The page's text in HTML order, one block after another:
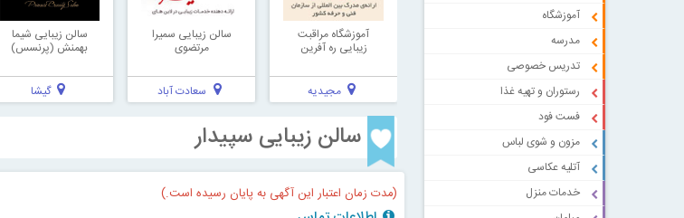
آموزشگاه
مدرسه
تدریس خصوصی
رستوران و تهیه غذا
فست فود
مزون و شوی لباس
آتلیه عکاسی
خدمات منزل
آموزشگاه مراقبت
زیبایی ره آفرین
مجیدیه
سالن زیبایی سمیرا
مرتضوی
سعادت آباد
سالن زيبايی شیما
بهمنش (پرنسس)
گیشا
سالن زیبایی سپیدار
(مدت زمان اعتبار این آگهی به پایان رسیده است.)